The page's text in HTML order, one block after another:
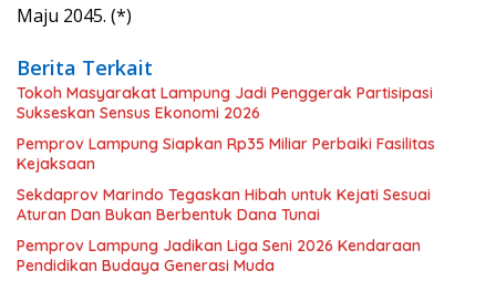
Maju 2045. (*)
Berita Terkait
Tokoh Masyarakat Lampung Jadi Penggerak Partisipasi
Sukseskan Sensus Ekonomi 2026
Pemprov Lampung Siapkan Rp35 Miliar Perbaiki Fasilitas
Kejaksaan
Sekdaprov Marindo Tegaskan Hibah untuk Kejati Sesuai
Aturan Dan Bukan Berbentuk Dana Tunai
Pemprov Lampung Jadikan Liga Seni 2026 Kendaraan
Pendidikan Budaya Generasi Muda